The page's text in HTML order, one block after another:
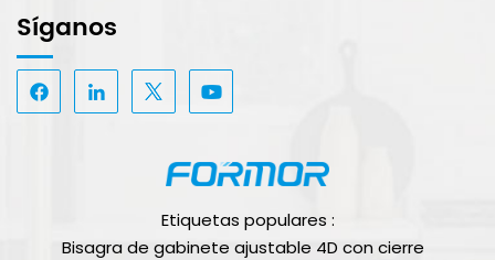
Síganos
Etiquetas populares :
Bisagra de gabinete ajustable 4D con cierre